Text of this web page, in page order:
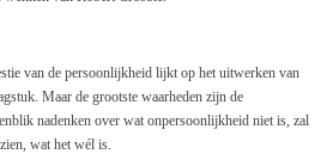
van de persoonlijkheid lijkt op het uitwerken van
Maar de grootste waarheden zijn de
nadenken over wat onpersoonlijkheid niet is, zal
wat het wél is.